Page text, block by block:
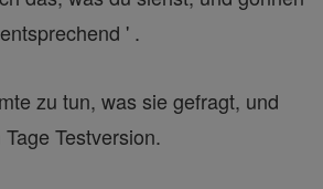
' .
zu tun, was sie gefragt, und
Testversion.